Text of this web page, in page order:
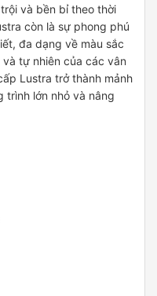
và bền bỉ theo thời
còn là sự phong phú
đa dạng về màu sắc
tự nhiên của các vân
Lustra trở thành mảnh
trình lớn nhỏ và nâng